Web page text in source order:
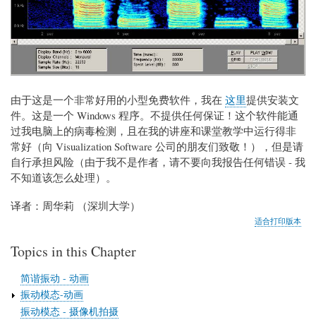
由于这是一个非常好用的小型免费软件，我在 这里提供安装文
件。这是一个 Windows 程序。不提供任何保证！这个软件能通
过我电脑上的病毒检测，且在我的讲座和课堂教学中运行得非
常好（向 Visualization Software 公司的朋友们致敬！），但是请
自行承担风险（由于我不是作者，请不要向我报告任何错误 - 我
不知道该怎么处理）。
译者：周华莉 （深圳大学）
适合打印版本
Topics in this Chapter
简谐振动 - 动画
振动模态-动画
振动模态 - 摄像机拍摄